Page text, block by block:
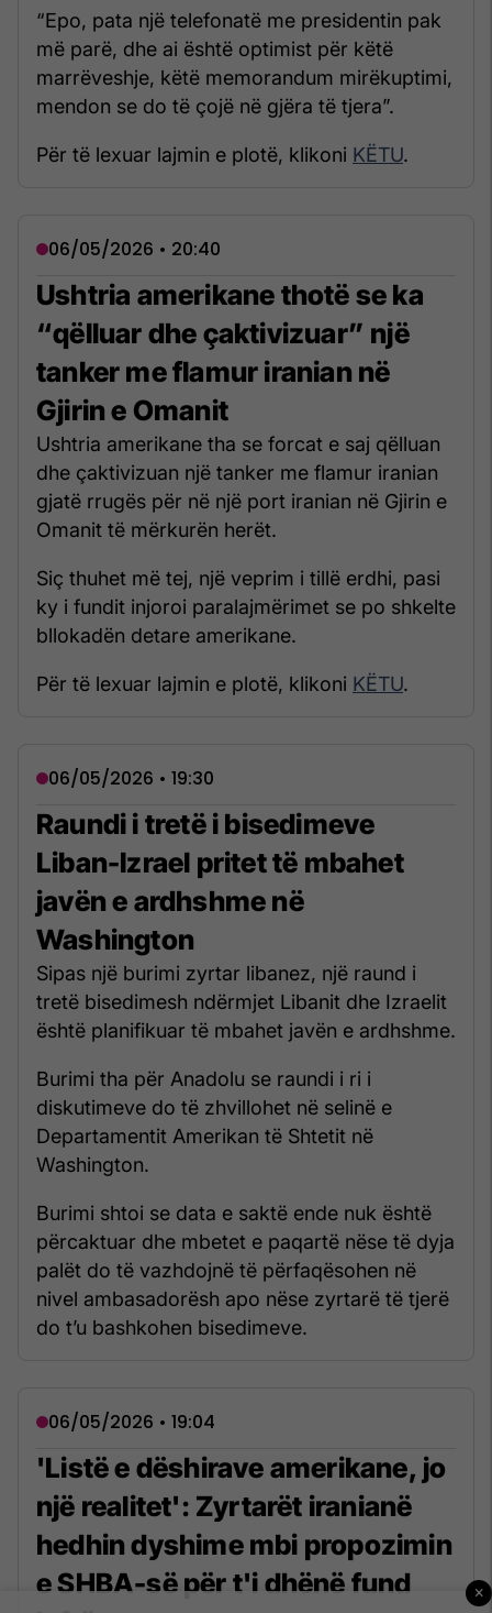
“Epo, pata një telefonatë me presidentin pak
më parë, dhe ai është optimist për këtë
marrëveshje, këtë memorandum mirëkuptimi,
mendon se do të çojë në gjëra të tjera”.
Për të lexuar lajmin e plotë, klikoni KËTU.
06/05/2026 • 20:40
Ushtria amerikane thotë se ka
“qëlluar dhe çaktivizuar” një
tanker me flamur iranian në
Gjirin e Omanit
Ushtria amerikane tha se forcat e saj qëlluan
dhe çaktivizuan një tanker me flamur iranian
gjatë rrugës për në një port iranian në Gjirin e
Omanit të mërkurën herët.
Siç thuhet më tej, një veprim i tillë erdhi, pasi
ky i fundit injoroi paralajmërimet se po shkelte
bllokadën detare amerikane.
Për të lexuar lajmin e plotë, klikoni KËTU.
06/05/2026 • 19:30
Raundi i tretë i bisedimeve
Liban-Izrael pritet të mbahet
javën e ardhshme në
Washington
Sipas një burimi zyrtar libanez, një raund i
tretë bisedimesh ndërmjet Libanit dhe Izraelit
është planifikuar të mbahet javën e ardhshme.
Burimi tha për Anadolu se raundi i ri i
diskutimeve do të zhvillohet në selinë e
Departamentit Amerikan të Shtetit në
Washington.
Burimi shtoi se data e saktë ende nuk është
përcaktuar dhe mbetet e paqartë nëse të dyja
palët do të vazhdojnë të përfaqësohen në
nivel ambasadorësh apo nëse zyrtarë të tjerë
do t’u bashkohen bisedimeve.
06/05/2026 • 19:04
'Listë e dëshirave amerikane, jo
një realitet': Zyrtarët iranianë
hedhin dyshime mbi propozimin
e SHBA-së për t'i dhënë fund
×